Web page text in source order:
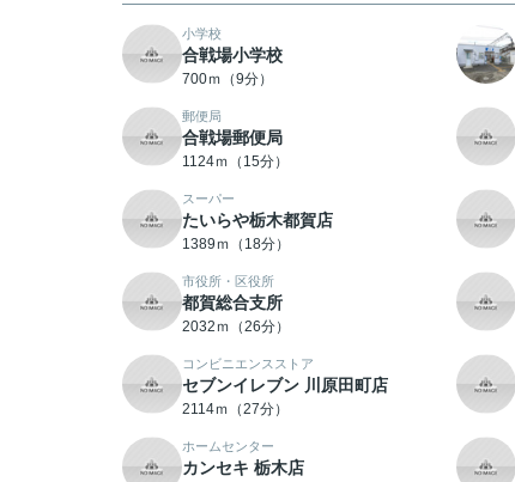
小学校
合戦場小学校
700ｍ（9分）
郵便局
合戦場郵便局
1124ｍ（15分）
スーパー
たいらや栃木都賀店
1389ｍ（18分）
市役所・区役所
都賀総合支所
2032ｍ（26分）
コンビニエンスストア
セブンイレブン 川原田町店
2114ｍ（27分）
ホームセンター
カンセキ 栃木店